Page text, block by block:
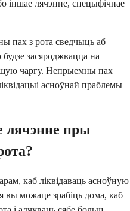
іншае лячэнне, спецыфічнае
пах з рота сведчыць аб
засяроджвацца на
чаргу. Непрыемны пах
асноўнай праблемы
лячэнне пры
каб ліквідаваць асноўную
вы можаце зрабіць дома, каб